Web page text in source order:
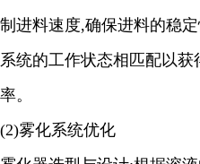
制进料速度,确保进料的稳
系统的工作状态相匹配以
率。
(2)雾化系统优化